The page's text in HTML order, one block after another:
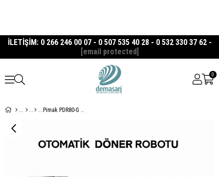
İLETİŞİM: 0 266 246 00 07 - 0 507 535 40 28 - 0 532 330 37 62 -
[email protected]
0
Pimak PDR80-G Gazlı Otomatik Döner Robotu – 4 Radyanlı Profesyonel